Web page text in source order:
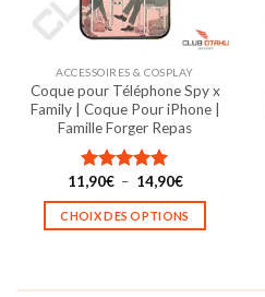
choisies
sur
page
du
produit
ACCESSOIRES & COSPLAY
Coque pour Téléphone Spy x
Family | Coque Pour iPhone |
Famille Forger Repas
Note5.00
sur 5
11,90€ – 14,90€Plage
prix :
11,90€
CHOIX DES OPTIONS
a